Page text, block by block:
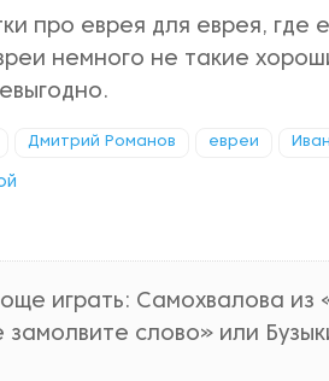
про еврея для еврея, где
немного не такие
Дмитрий Романов евреи
играть: Самохвалова
замолвите слово» или